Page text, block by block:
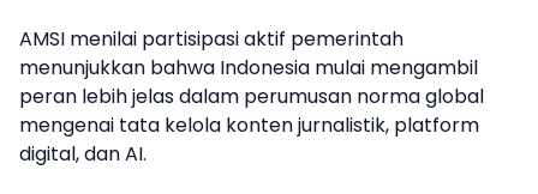
AMSI menilai partisipasi aktif pemerintah
menunjukkan bahwa Indonesia mulai mengambil
peran lebih jelas dalam perumusan norma global
mengenai tata kelola konten jurnalistik, platform
digital, dan AI.